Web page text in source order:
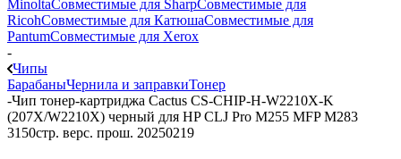
MinoltaСовместимые для SharpСовместимые для
RicohСовместимые для КатюшаСовместимые для
PantumСовместимые для Xerox
-
Чипы
БарабаныЧернила и заправкиТонер
-Чип тонер-картриджа Cactus CS-CHIP-H-W2210X-K
(207X/W2210X) черный для HP CLJ Pro M255 MFP M283
3150стр. верс. прош. 20250219